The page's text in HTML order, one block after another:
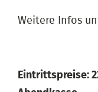
Weitere Infos
Eintrittspreise: